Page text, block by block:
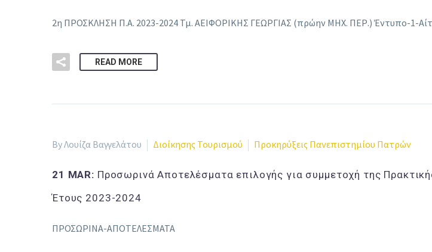
2η ΠΡΟΣΚΛΗΣΗ Π.Α. 2023-2024 Τμ. ΑΕΙΦΟΡΙΚΗΣ ΓΕΩΡΓΙΑΣ (πρώην ΜΗΧ. ΠΕΡ.) Έντυπο-1-
READ MORE
By Λουίζα Βαγγελάτου Διοίκησης Τουρισμού Προκηρύξεις Πανεπιστημίου Πατρών
21 MAR: Προσωρινά Αποτελέσματα επιλογής για συμμετοχή της
Έτους 2023-2024
ΠΡΟΣΩΡΙΝΑ-ΑΠΟΤΕΛΕΣΜΑΤΑ